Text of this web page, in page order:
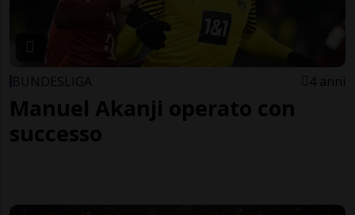
BUNDESLIGA 4 anni
Manuel Akanji operato con
successo